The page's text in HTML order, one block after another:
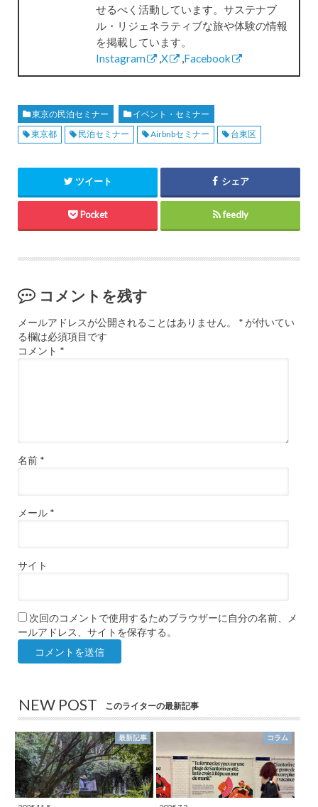
せるべく活動しています。サステナブ
ル・リジェネラティブな旅や体験の情報
を掲載しています。
Instagram
X Facebook
東京の民泊セミナー
イベント・セミナー
東京都
民泊セミナー Airbnbセミナー 台東区
ツイート シェア
Pocket feedly
コメントを残す
メールアドレスが公開されることはありません。 *が付いてい
る欄は必須項目です
コメント *
名前 *
メール *
サイト
次回のコメントで使用するためブラウザーに自分の名前、メ
ールアドレス、サイトを保存する。
NEW POST このライターの最新記事
最新記事 コラム